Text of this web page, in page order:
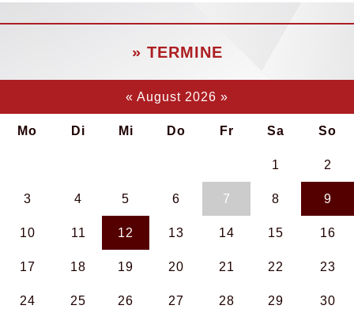
» TERMINE
« August 2026 »
Mo Di Mi Do Fr Sa So
1 2
3 4 5 6 7 8 9
10 11 12 13 14 15 16
17 18 19 20 21 22 23
24 25 26 27 28 29 30